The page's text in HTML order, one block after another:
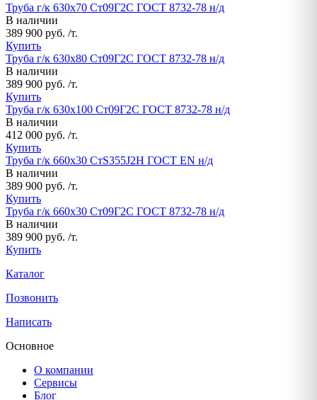
Труба г/к 630х70 Ст09Г2С ГОСТ 8732-78 н/д
В наличии
389 900 руб. /т.
Купить
Труба г/к 630х80 Ст09Г2С ГОСТ 8732-78 н/д
В наличии
389 900 руб. /т.
Купить
Труба г/к 630х100 Ст09Г2С ГОСТ 8732-78 н/д
В наличии
412 000 руб. /т.
Купить
Труба г/к 660х30 СтS355J2H ГОСТ EN н/д
В наличии
389 900 руб. /т.
Купить
Труба г/к 660х30 Ст09Г2С ГОСТ 8732-78 н/д
В наличии
389 900 руб. /т.
Купить
Каталог
Позвонить
Написать
Основное
О компании
Сервисы
Блог